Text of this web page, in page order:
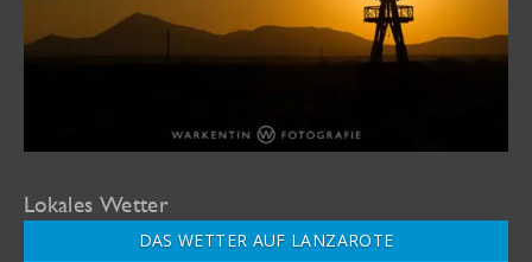
Lokales Wetter
DAS WETTER AUF LANZAROTE